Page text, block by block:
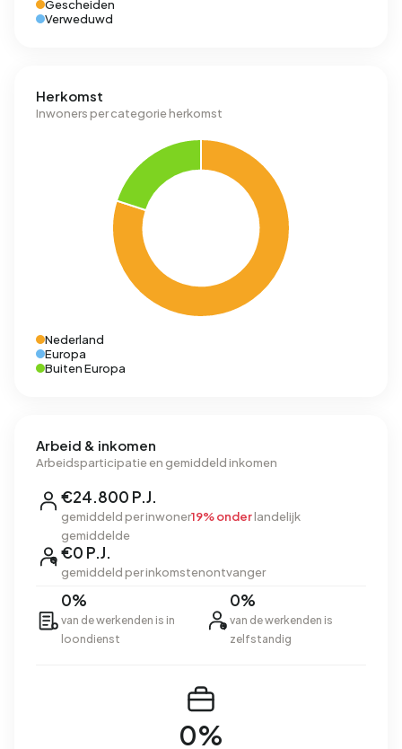
Gescheiden
Verweduwd
Herkomst
Inwoners per categorie herkomst
Nederland
Europa
Buiten Europa
Arbeid & inkomen
Arbeidsparticipatie en gemiddeld inkomen
€24.800 P.J.
gemiddeld per inwoner19% onderlandelijk
gemiddelde
€0 P.J.
gemiddeld per inkomstenontvanger
0%
van de werkenden is in
loondienst
0%
van de werkenden is
zelfstandig
0%